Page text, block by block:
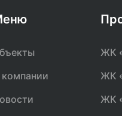
ЖК
ЖК
ЖК